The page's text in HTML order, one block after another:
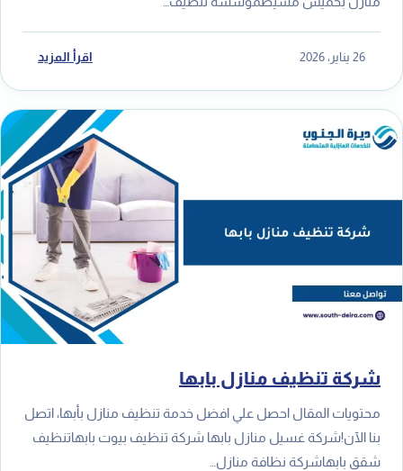
26 يناير، 2026 اقرأ المزيد
شركة تنظيف منازل بابها
محتويات المقال احصل علي افضل خدمة تنظيف منازل بأبها، اتصل
بنا الآن!شركة غسيل منازل بابها شركة تنظيف بيوت بابهاتنظيف
شقق بابهاشركة نظافة منازل…